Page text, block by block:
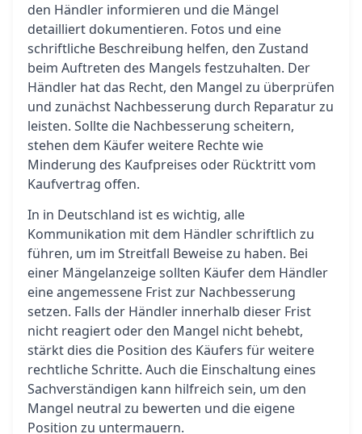
den Händler informieren und die Mängel
detailliert dokumentieren. Fotos und eine
schriftliche Beschreibung helfen, den Zustand
beim Auftreten des Mangels festzuhalten. Der
Händler hat das Recht, den Mangel zu überprüfen
und zunächst Nachbesserung durch Reparatur zu
leisten. Sollte die Nachbesserung scheitern,
stehen dem Käufer weitere Rechte wie
Minderung des Kaufpreises oder Rücktritt vom
Kaufvertrag offen.
In in Deutschland ist es wichtig, alle
Kommunikation mit dem Händler schriftlich zu
führen, um im Streitfall Beweise zu haben. Bei
einer Mängelanzeige sollten Käufer dem Händler
eine angemessene Frist zur Nachbesserung
setzen. Falls der Händler innerhalb dieser Frist
nicht reagiert oder den Mangel nicht behebt,
stärkt dies die Position des Käufers für weitere
rechtliche Schritte. Auch die Einschaltung eines
Sachverständigen kann hilfreich sein, um den
Mangel neutral zu bewerten und die eigene
Position zu untermauern.